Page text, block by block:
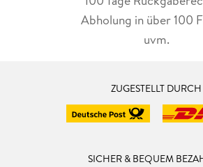
Abholung in über 100
uvm.
ZUGESTELLT DURCH
SICHER & BEQUEM